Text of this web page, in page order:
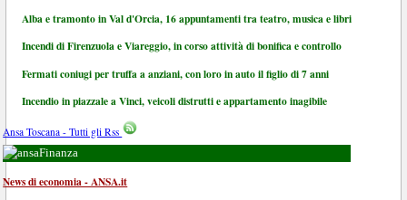
Alba e tramonto in Val d'Orcia, 16 appuntamenti tra teatro, musica e libri
Incendi di Firenzuola e Viareggio, in corso attività di bonifica e controllo
Fermati coniugi per truffa a anziani, con loro in auto il figlio di 7 anni
Incendio in piazzale a Vinci, veicoli distrutti e appartamento inagibile
Ansa Toscana - Tutti gli Rss
Finanza
News di economia - ANSA.it